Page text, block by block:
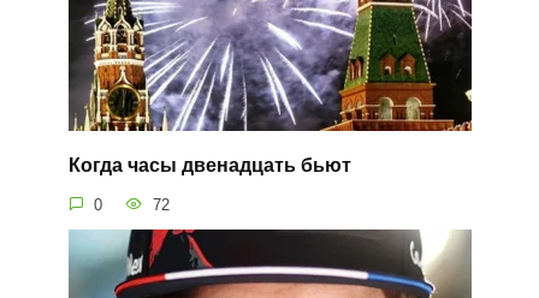
Когда часы двенадцать бьют
0 72